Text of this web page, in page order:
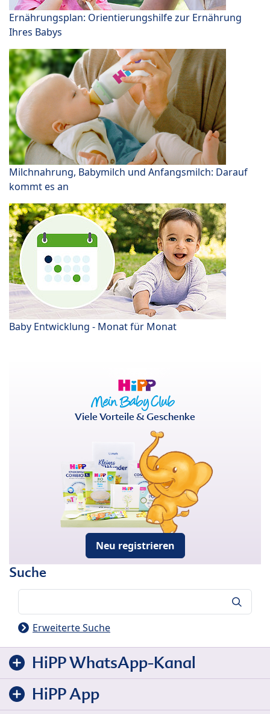
Ernährungsplan: Orientierungshilfe zur Ernährung
Ihres Babys
Milchnahrung, Babymilch und Anfangsmilch: Darauf
kommt es an
Baby Entwicklung - Monat für Monat
Viele Vorteile & Geschenke
Neu registrieren
Suche
Erweiterte Suche
HiPP WhatsApp-Kanal
HiPP App